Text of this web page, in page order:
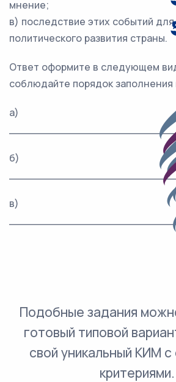
мнение;
в) последствие этих событий
политического развития страны.
Ответ оформите в следующем
соблюдайте порядок заполнения
а)
б)
в)
Подобные задания
готовый типовой
свой уникальный КИМ с
критериями.